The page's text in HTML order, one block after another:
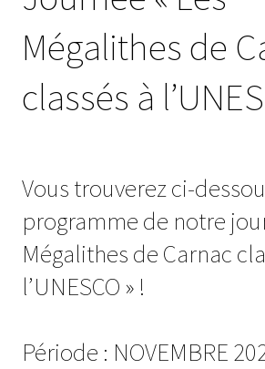
Mégalithes de
classés à
Vous trouverez ci-
programme de notre
Mégalithes de Carnac
l’UNESCO » !
Période : NOVEMBRE